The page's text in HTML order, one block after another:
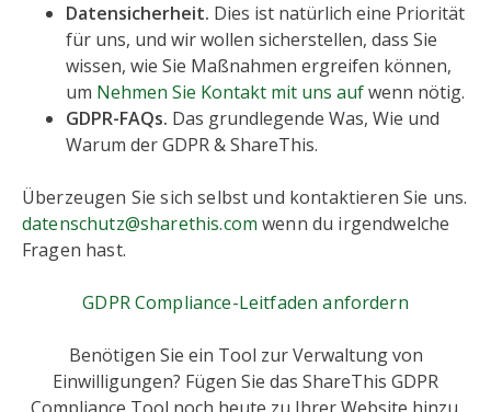
Datensicherheit. Dies ist natürlich eine Priorität
für uns, und wir wollen sicherstellen, dass Sie
wissen, wie Sie Maßnahmen ergreifen können,
um Nehmen Sie Kontakt mit uns aufwenn nötig.
GDPR-FAQs. Das grundlegende Was, Wie und
Warum der GDPR & ShareThis.
Überzeugen Sie sich selbst und kontaktieren Sie uns.
datenschutz@sharethis.com wenn du irgendwelche
Fragen hast.
GDPR Compliance-Leitfaden anfordern
Benötigen Sie ein Tool zur Verwaltung von
Einwilligungen? Fügen Sie das ShareThis GDPR